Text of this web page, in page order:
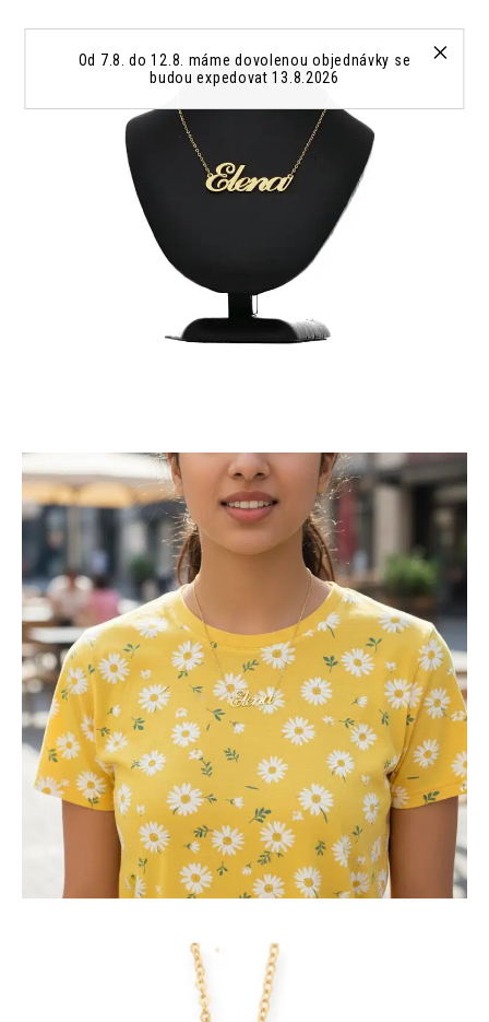
Od 7.8. do 12.8. máme dovolenou objednávky se
budou expedovat 13.8.2026